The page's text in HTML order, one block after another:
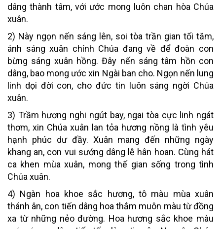
dâng thành tâm, với ước mong luôn chan hòa Chúa
xuân.
2) Này ngọn nến sáng lên, soi tòa trần gian tối tăm,
ánh sáng xuân chính Chúa đang về để đoàn con
bừng sáng xuân hồng. Đây nến sáng tâm hồn con
dâng, bao mong ước xin Ngài ban cho. Ngọn nến lung
linh dọi đời con, cho đức tin luôn sáng ngời Chúa
xuân.
3) Trầm hương nghi ngút bay, ngai tòa cực linh ngát
thơm, xin Chúa xuân lan tỏa hương nồng là tình yêu
hạnh phúc dư đầy. Xuân mang đến những ngày
khang an, con vui sướng dâng lễ hân hoan. Cùng hát
ca khen mùa xuân, mong thế gian sống trong tình
Chúa xuân.
4) Ngàn hoa khoe sắc hương, tô màu mùa xuân
thánh ân, con tiến dâng hoa thắm muôn màu từ đồng
xa từ những nẻo đường. Hoa hương sắc khoe màu